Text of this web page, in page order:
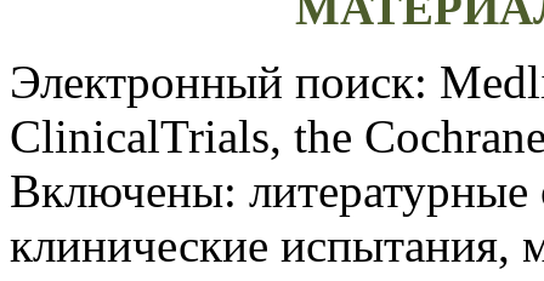
Электронный поиск:
ClinicalTrials, the
Включены:
клинические испытания,